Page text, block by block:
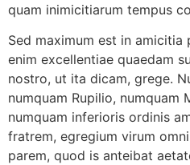
quam inimicitiarum tempus
Sed maximum est in amicitia
enim excellentiae quaedam
nostro, ut ita dicam, grege.
numquam Rupilio, numquam
numquam inferioris ordinis
fratrem, egregium virum
parem, quod is anteibat